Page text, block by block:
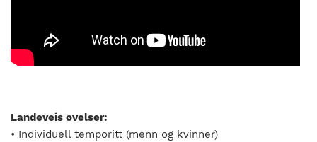
Landeveis øvelser:
• Individuell temporitt (menn og kvinner)